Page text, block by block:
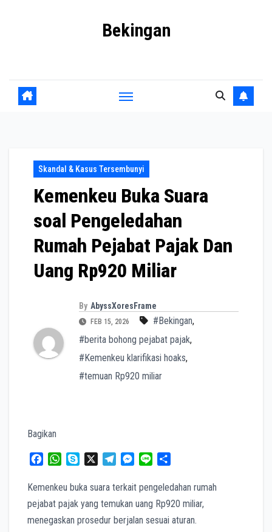
Bekingan
Skandal & Kasus Tersembunyi
Kemenkeu Buka Suara
soal Pengeledahan
Rumah Pejabat Pajak Dan
Uang Rp920 Miliar
By AbyssXoresFrame
FEB 15, 2026 #Bekingan,
#berita bohong pejabat pajak,
#Kemenkeu klarifikasi hoaks,
#temuan Rp920 miliar
Bagikan
c
e
o
W
a
A
y
e
l
e
r
M
s
n
n
e
a
r
Kemenkeu buka suara terkait pengeledahan rumah
pejabat pajak yang temukan uang Rp920 miliar,
menegaskan prosedur berjalan sesuai aturan.